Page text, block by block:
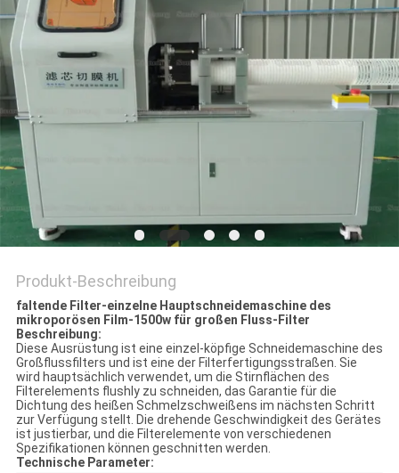
Produkt-Beschreibung
faltende Filter-einzelne Hauptschneidemaschine des
mikroporösen Film-1500w für großen Fluss-Filter
Beschreibung:
Diese Ausrüstung ist eine einzel-köpfige Schneidemaschine des
Großflussfilters und ist eine der Filterfertigungsstraßen. Sie
wird hauptsächlich verwendet, um die Stirnflächen des
Filterelements flushly zu schneiden, das Garantie für die
Dichtung des heißen Schmelzschweißens im nächsten Schritt
zur Verfügung stellt. Die drehende Geschwindigkeit des Gerätes
ist justierbar, und die Filterelemente von verschiedenen
Spezifikationen können geschnitten werden.
Technische Parameter: